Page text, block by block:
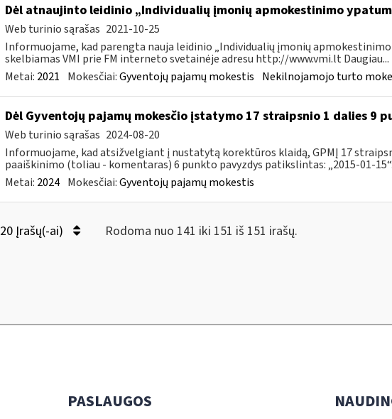
Dėl atnaujinto leidinio „Individualių įmonių apmokestinimo
Web turinio sąrašas 2021-10-25
Informuojame, kad parengta nauja leidinio „Individualių įmonių apmokestinimo
skelbiamas VMI prie FM interneto svetainėje adresu http://www.vmi.lt Daugiau...
Metai: 2021 Mokesčiai:Gyventojų pajamų mokestis Nekilnojamojo turto
Dėl Gyventojų pajamų mokesčio įstatymo 17 straipsnio 1 dalies 9
Web turinio sąrašas 2024-08-20
Informuojame, kad atsižvelgiant į nustatytą korektūros klaidą, GPMĮ 17
paaiškinimo (toliau - komentaras) 6 punkto pavyzdys patikslintas: „2015-01-
Metai: 2024 Mokesčiai:Gyventojų pajamų mokestis
20 Įrašų(-ai) Rodoma nuo 141 iki 151 iš 151 irašų.
PASLAUGOS